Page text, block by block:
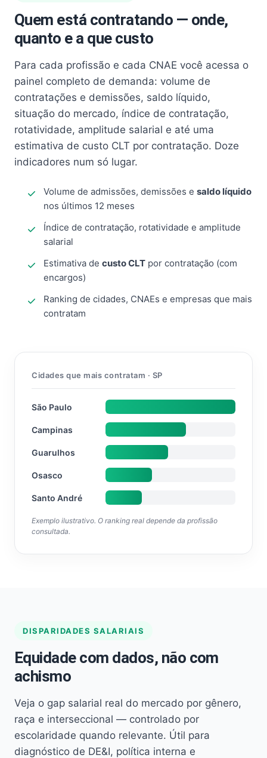
Quem está contratando — onde,
quanto e a que custo
Para cada profissão e cada CNAE você acessa o
painel completo de demanda: volume de
contratações e demissões, saldo líquido,
situação do mercado, índice de contratação,
rotatividade, amplitude salarial e até uma
estimativa de custo CLT por contratação. Doze
indicadores num só lugar.
Volume de admissões, demissões e saldo líquido
nos últimos 12 meses
Índice de contratação, rotatividade e amplitude
salarial
Estimativa de custo CLT por contratação (com
encargos)
Ranking de cidades, CNAEs e empresas que mais
contratam
Cidades que mais contratam · SP
São Paulo
Campinas
Guarulhos
Osasco
Santo André
Exemplo ilustrativo. O ranking real depende da profissão
consultada.
DISPARIDADES SALARIAIS
Equidade com dados, não com
achismo
Veja o gap salarial real do mercado por gênero,
raça e interseccional — controlado por
escolaridade quando relevante. Útil para
diagnóstico de DE&I, política interna e